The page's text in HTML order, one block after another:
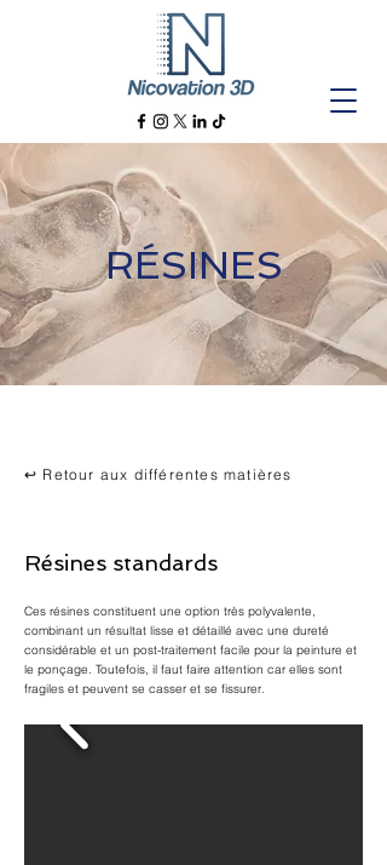
RÉSINES
↩ Retour aux différentes matières
Résines standards
Ces résines constituent une option très polyvalente,
combinant un résultat lisse et détaillé avec une dureté
considérable et un post-traitement facile pour la peinture et
le ponçage. Toutefois, il faut faire attention car elles sont
fragiles et peuvent se casser et se fissurer.